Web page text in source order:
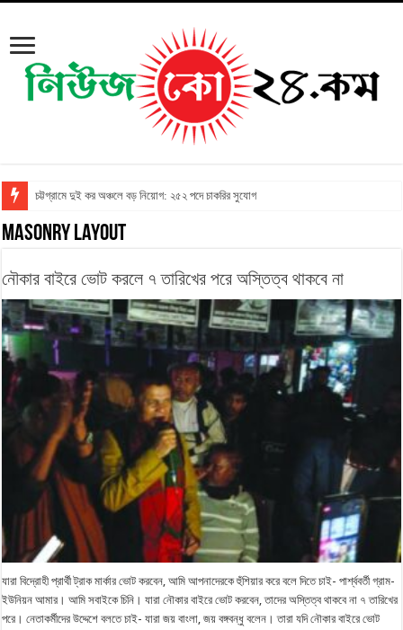
চট্টগ্রামে দুই কর অঞ্চলে বড় নিয়োগ: ২৫২ পদে চাকরির সুযোগ
Masonry Layout
নৌকার বাইরে ভোট করলে ৭ তারিখের পরে অস্তিত্ব থাকবে না
যারা বিদ্রোহী প্রার্থী ট্রাক মার্কার ভোট করবেন, আমি আপনাদেরকে হুঁশিয়ার করে বলে দিতে চাই- পার্শ্ববর্তী গ্রাম-
ইউনিয়ন আমার। আমি সবাইকে চিনি। যারা নৌকার বাইরে ভোট করবেন, তাদের অস্তিত্ব থাকবে না ৭ তারিখের
পরে। নেতাকর্মীদের উদ্দেশে বলতে চাই- যারা জয় বাংলা, জয় বঙ্গবন্ধু বলেন। তারা যদি নৌকার বাইরে ভোট